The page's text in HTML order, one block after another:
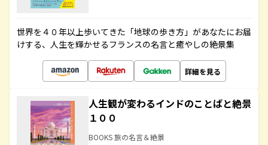
世界を４０年以上歩いてきた「地球の歩き方」があなたにお届
けする、人生を輝かせるフランスの名言と癒やしの絶景集
詳細を見る
人生観が変わるインドのことばと絶景
１００
BOOKS 旅の名言＆絶景